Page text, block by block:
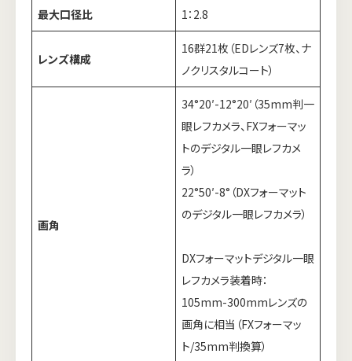
最大口径比 1：2.8
レンズ構成
16群21枚（EDレンズ7枚、ナ
ノクリスタルコート）
画角
34°20′-12°20′（35mm判一
眼レフカメラ、FXフォーマッ
トのデジタル一眼レフカメ
ラ）
22°50′-8°（DXフォーマット
のデジタル一眼レフカメラ）
DXフォーマットデジタル一眼
レフカメラ装着時：
105mm-300mmレンズの
画角に相当（FXフォーマッ
ト/35mm判換算）